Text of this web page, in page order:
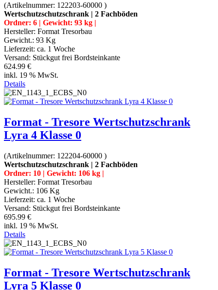
(Artikelnummer: 122203-60000 )
Wertschutzschutzschrank | 2 Fachböden
Ordner: 6 | Gewicht: 93 kg |
Hersteller: Format Tresorbau
Gewicht.: 93 Kg
Lieferzeit: ca. 1 Woche
Versand: Stückgut frei Bordsteinkante
624.99 €
inkl. 19 % MwSt.
Details
Format - Tresore Wertschutzschrank
Lyra 4 Klasse 0
(Artikelnummer: 122204-60000 )
Wertschutzschutzschrank | 2 Fachböden
Ordner: 10 | Gewicht: 106 kg |
Hersteller: Format Tresorbau
Gewicht.: 106 Kg
Lieferzeit: ca. 1 Woche
Versand: Stückgut frei Bordsteinkante
695.99 €
inkl. 19 % MwSt.
Details
Format - Tresore Wertschutzschrank
Lyra 5 Klasse 0